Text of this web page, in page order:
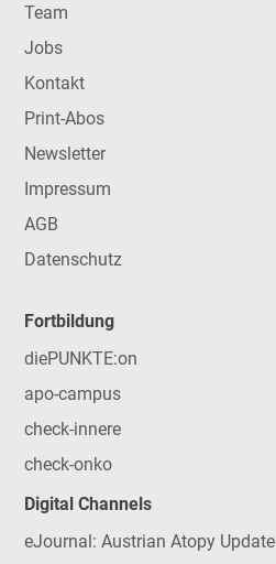
Team
Jobs
Kontakt
Print-Abos
Newsletter
Impressum
AGB
Datenschutz
Fortbildung
diePUNKTE:on
apo-campus
check-innere
check-onko
Digital Channels
eJournal: Austrian Atopy Update